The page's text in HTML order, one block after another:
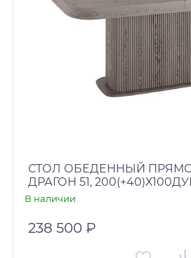
СТОЛ ОБЕДЕННЫЙ
ДРАГОН 51,
В наличии
238 500 ₽